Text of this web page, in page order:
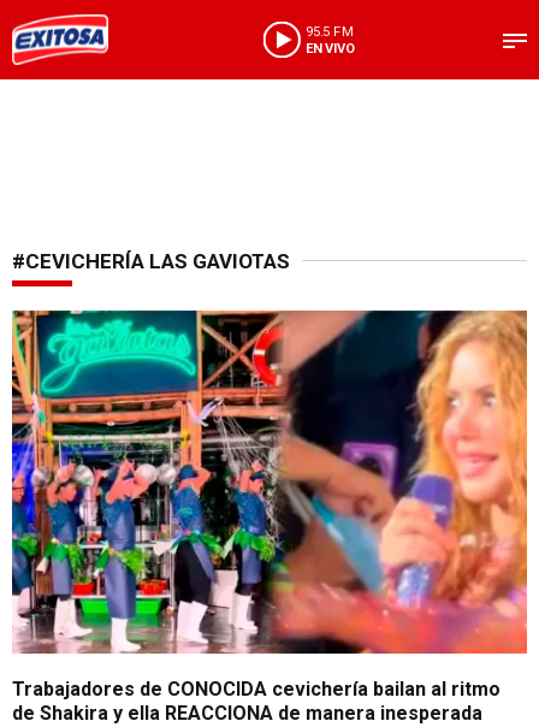
95.5 FM
EN VIVO
#CEVICHERÍA LAS GAVIOTAS
Virales en redes
Trabajadores de CONOCIDA cevichería bailan al ritmo
de Shakira y ella REACCIONA de manera inesperada